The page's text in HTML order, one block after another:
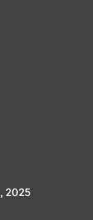
, 2025